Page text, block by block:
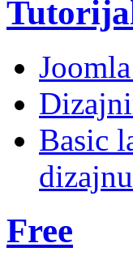
Basic
dizajnu
Free